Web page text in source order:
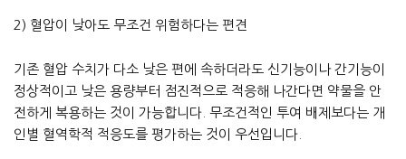
2) 혈압이 낮아도 무조건 위험하다는 편견
기존 혈압 수치가 다소 낮은 편에 속하더라도 신기능이나 간기능이
정상적이고 낮은 용량부터 점진적으로 적응해 나간다면 약물을 안
전하게 복용하는 것이 가능합니다. 무조건적인 투여 배제보다는 개
인별 혈역학적 적응도를 평가하는 것이 우선입니다.